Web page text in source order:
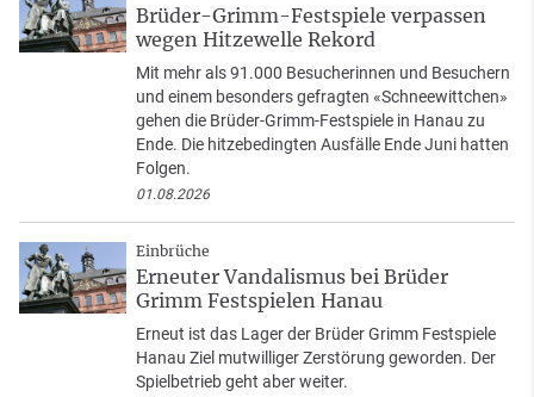
Brüder-Grimm-Festspiele verpassen
wegen Hitzewelle Rekord
Mit mehr als 91.000 Besucherinnen und Besuchern
und einem besonders gefragten «Schneewittchen»
gehen die Brüder-Grimm-Festspiele in Hanau zu
Ende. Die hitzebedingten Ausfälle Ende Juni hatten
Folgen.
01.08.2026
Einbrüche
Erneuter Vandalismus bei Brüder
Grimm Festspielen Hanau
Erneut ist das Lager der Brüder Grimm Festspiele
Hanau Ziel mutwilliger Zerstörung geworden. Der
Spielbetrieb geht aber weiter.